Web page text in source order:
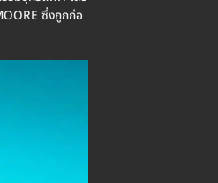
ซึ่งถูกก่อ